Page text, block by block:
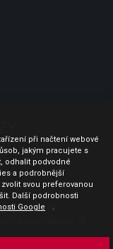
spotřebitele
při načtení webové
jakým pracujete s
odhalit podvodné
a podrobnější
svou preferovanou
Další podrobnosti
Google .